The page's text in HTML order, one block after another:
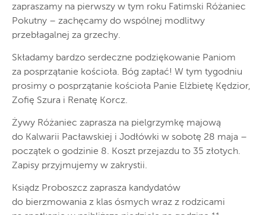
zapraszamy na pierwszy w tym roku Fatimski Różaniec
Pokutny – zachęcamy do wspólnej modlitwy
przebłagalnej za grzechy.
Składamy bardzo serdeczne podziękowanie Paniom
za posprzątanie kościoła. Bóg zapłać! W tym tygodniu
prosimy o posprzątanie kościoła Panie Elżbietę Kędzior,
Zofię Szura i Renatę Korcz.
Żywy Różaniec zaprasza na pielgrzymkę majową
do Kalwarii Pacławskiej i Jodłówki w sobotę 28 maja –
początek o godzinie 8. Koszt przejazdu to 35 złotych.
Zapisy przyjmujemy w zakrystii.
Ksiądz Proboszcz zaprasza kandydatów
do bierzmowania z klas ósmych wraz z rodzicami